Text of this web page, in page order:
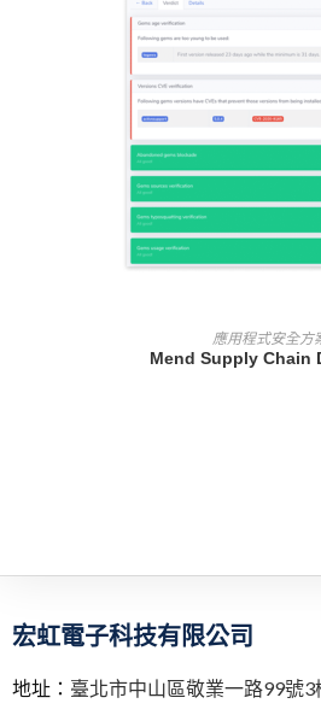
查看內容
應用程式安全方
Mend Supply Chain
宏虹電子科技有限公司
地址： 臺北市中山區敬業一路99號3